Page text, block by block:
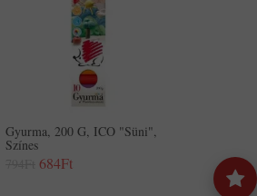
Gyurma, 200 G, ICO "Süni",
Színes
684Ft